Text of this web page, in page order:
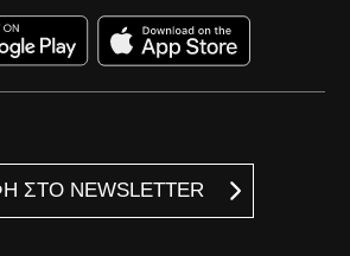
ΣΤΟ NEWSLETTER